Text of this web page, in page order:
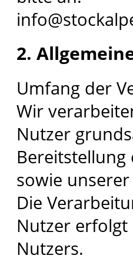
2.
Umfang der
Wir
Nutzer
sowie
Die
Nutzer erfolgt
Nutzers.